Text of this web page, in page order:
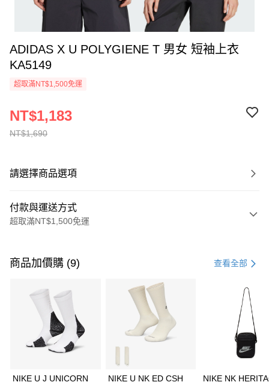
ADIDAS X U POLYGIENE T 男女 短袖上衣
KA5149
超取滿NT$1,500免運
NT$1,690
NT$1,183
請選擇商品選項
付款與運送方式
超取滿NT$1,500免運
信用卡一次付款
3 期 0 利率 每期 21家銀行
合作金庫商業銀行
第一商業銀行
華南商業銀行
彰化商業銀行
上海商業儲蓄銀行
Apple Pay
商品加價購 (9) 查看全部
NIKE U J UNICORN
NIKE U NK ED CSH
NIKE NK